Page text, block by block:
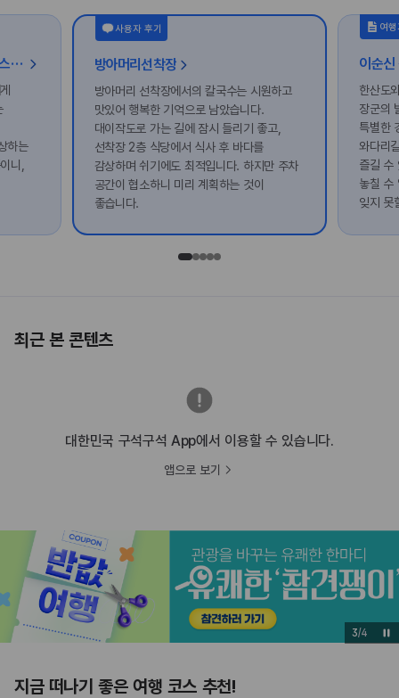
진안 홍삼을 테마로 꾸민 체험식 스파, 진안 홍삼스파
하는
니,
사용자 후기
방아머리선착장
방아머리 선착장에서의 칼국수는 시원하고
맛있어 행복한 기억으로 남았습니다.
대이작도로 가는 길에 잠시 들리기 좋고,
선착장 2층 식당에서 식사 후 바다를
감상하며 쉬기에도 최적입니다. 하지만 주차
공간이 협소하니 미리 계획하는 것이
좋습니다.
여
한산도
장군의
특별한
와다리
즐길 수
놓칠 수
잊지 못
최근 본 콘텐츠
대한민국 구석구석 App에서 이용할 수 있습니다.
앱으로 보기
3/4
지금 떠나기 좋은 여행 코스 추천!